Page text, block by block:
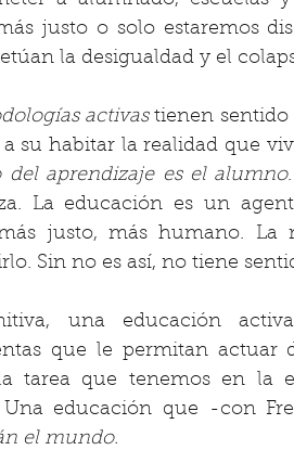
justo o solo estaremos
la desigualdad y el
activas tienen sentido
del aprendizaje es el alumno
La educación es un
justo, más humano. La
Sin no es así, no tiene
una educación
que le permitan actuar
tarea que tenemos en la
Una educación que -con
el mundo.